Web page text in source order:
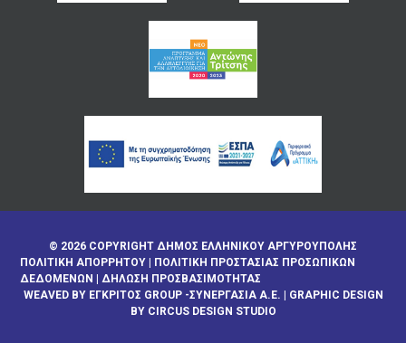
© 2026 COPYRIGHT ΔΗΜΟΣ ΕΛΛΗΝΙΚΟΥ ΑΡΓΥΡΟΥΠΟΛΗΣ
ΠΟΛΙΤΙΚΉ ΑΠΟΡΡΉΤΟΥ
ΠΟΛΙΤΙΚΉ ΠΡΟΣΤΑΣΊΑΣ ΠΡΟΣΩΠΙΚΏΝ
ΔΕΔΟΜΈΝΩΝ
|ΔΉΛΩΣΗ ΠΡΟΣΒΑΣΙΜΌΤΗΤΑΣ
WEAVED BY ΕΓΚΡΙΤΟΣ GROUP -ΣΥΝΕΡΓΑΣΙΑ Α.Ε. | GRAPHIC DESIGN
BY CIRCUS DESIGN STUDIO